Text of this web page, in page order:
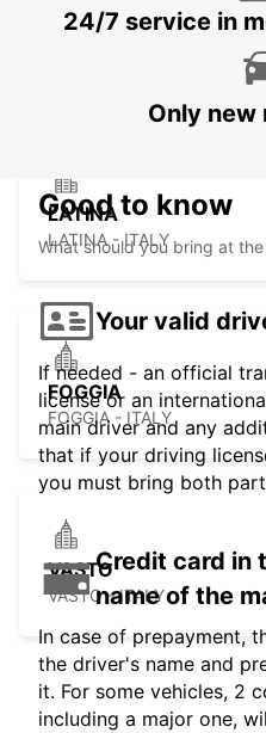
AVELLINO
LATINA
LATINA - ITALY
FOGGIA
FOGGIA - ITALY
VASTO
VASTO - ITALY
24/7 service in
Only new
Good to know
What should you bring at
Your valid
If needed - an official
license or an
main driver and any
that if your driving
you must bring both
Credit card in
name of the
In case of prepayment,
the driver's name and
it. For some vehicles, 2
including a major one,